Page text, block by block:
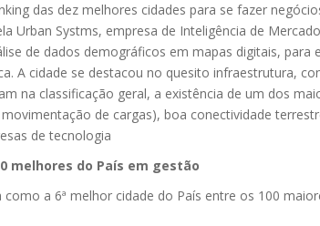
das dez melhores cidades para se fazer
Urban Systms, empresa de Inteligência de
de dados demográficos em mapas digitais, para
A cidade se destacou no quesito infraestrutura,
na classificação geral, a existência de um dos
de cargas), boa conectividade
de tecnologia
melhores do País em gestão
como a 6ª melhor cidade do País entre os 100